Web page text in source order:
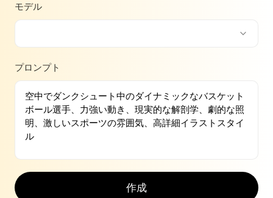
モデル
プロンプト
作成